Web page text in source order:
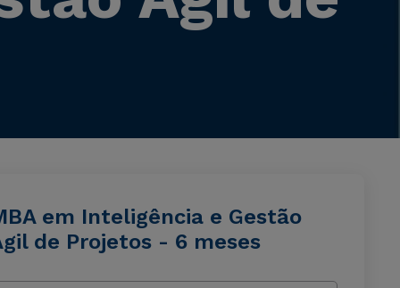
em Inteligência e Gestão
de Projetos - 6 meses